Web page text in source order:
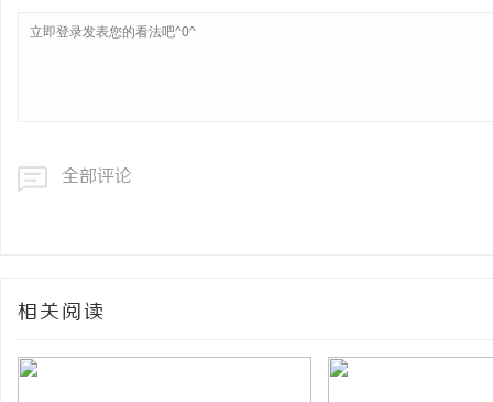
全部评论
相关阅读